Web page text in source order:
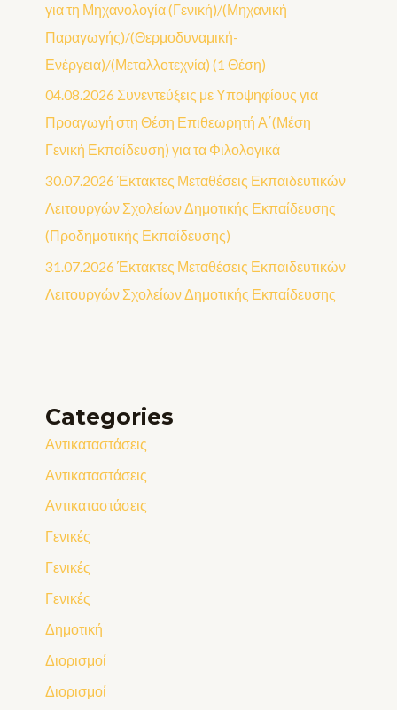
για τη Μηχανολογία (Γενική)/(Μηχανική
Παραγωγής)/(Θερμοδυναμική-
Ενέργεια)/(Μεταλλοτεχνία) (1 Θέση)
04.08.2026 Συνεντεύξεις με Υποψηφίους για
Προαγωγή στη Θέση Επιθεωρητή Α΄(Μέση
Γενική Εκπαίδευση) για τα Φιλολογικά
30.07.2026 Έκτακτες Μεταθέσεις Εκπαιδευτικών
Λειτουργών Σχολείων Δημοτικής Εκπαίδευσης
(Προδημοτικής Εκπαίδευσης)
31.07.2026 Έκτακτες Μεταθέσεις Εκπαιδευτικών
Λειτουργών Σχολείων Δημοτικής Εκπαίδευσης
Categories
Αντικαταστάσεις
Αντικαταστάσεις
Αντικαταστάσεις
Γενικές
Γενικές
Γενικές
Δημοτική
Διορισμοί
Διορισμοί